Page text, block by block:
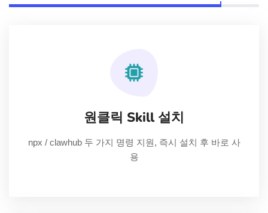
원클릭 Skill 설치
npx / clawhub 두 가지 명령 지원, 즉시 설치 후 바로 사
용